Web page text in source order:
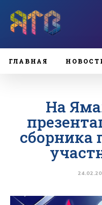
ГЛАВНАЯ
На
сборника